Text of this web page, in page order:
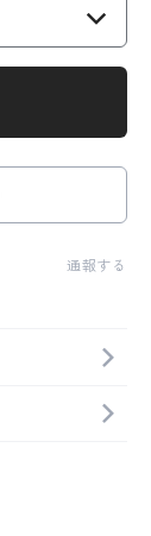
通報する